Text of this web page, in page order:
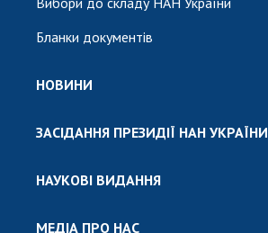
Бланки документів
НОВИНИ
ЗАСІДАННЯ ПРЕЗИДІЇ НАН УКРАЇНИ
НАУКОВІ ВИДАННЯ
МЕДІА ПРО НАС